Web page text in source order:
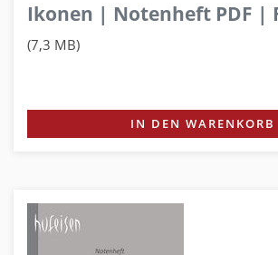
Ikonen | Notenheft PDF |
(7,3 MB)
IN DEN WARENKORB